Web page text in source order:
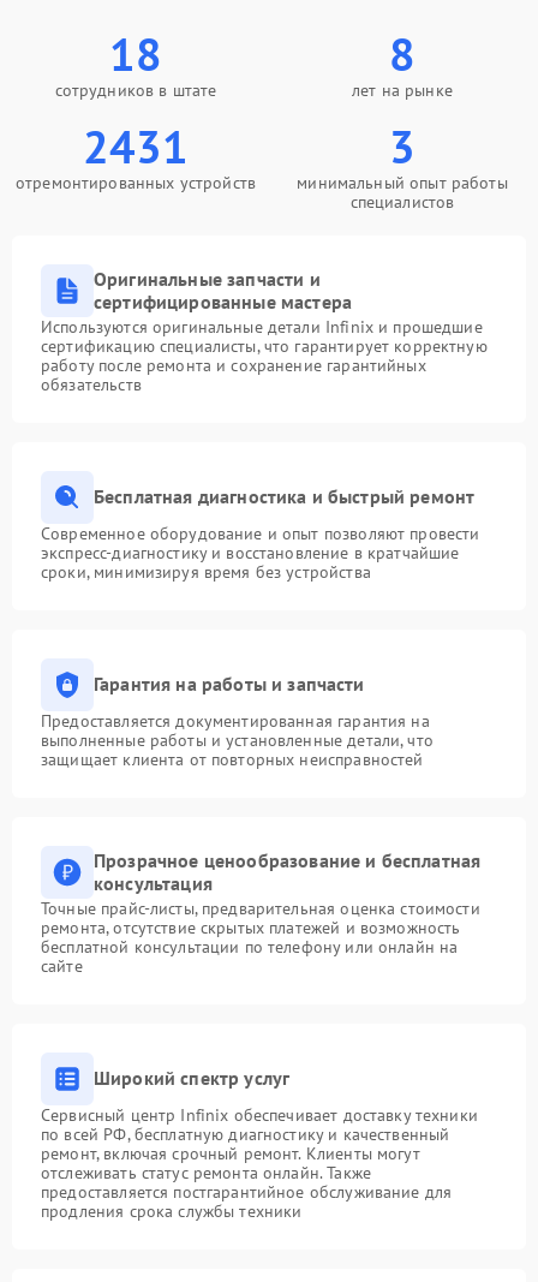
18
сотрудников в штате
8
лет на рынке
2431
отремонтированных устройств
3
минимальный опыт работы
специалистов
Оригинальные запчасти и
сертифицированные мастера
Используются оригинальные детали Infinix и прошедшие
сертификацию специалисты, что гарантирует корректную
работу после ремонта и сохранение гарантийных
обязательств
Бесплатная диагностика и быстрый ремонт
Современное оборудование и опыт позволяют провести
экспресс-диагностику и восстановление в кратчайшие
сроки, минимизируя время без устройства
Гарантия на работы и запчасти
Предоставляется документированная гарантия на
выполненные работы и установленные детали, что
защищает клиента от повторных неисправностей
Прозрачное ценообразование и бесплатная
консультация
Точные прайс-листы, предварительная оценка стоимости
ремонта, отсутствие скрытых платежей и возможность
бесплатной консультации по телефону или онлайн на
сайте
Широкий спектр услуг
Сервисный центр Infinix обеспечивает доставку техники
по всей РФ, бесплатную диагностику и качественный
ремонт, включая срочный ремонт. Клиенты могут
отслеживать статус ремонта онлайн. Также
предоставляется постгарантийное обслуживание для
продления срока службы техники